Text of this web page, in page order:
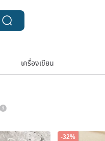
เครื่องเขียน
-32%